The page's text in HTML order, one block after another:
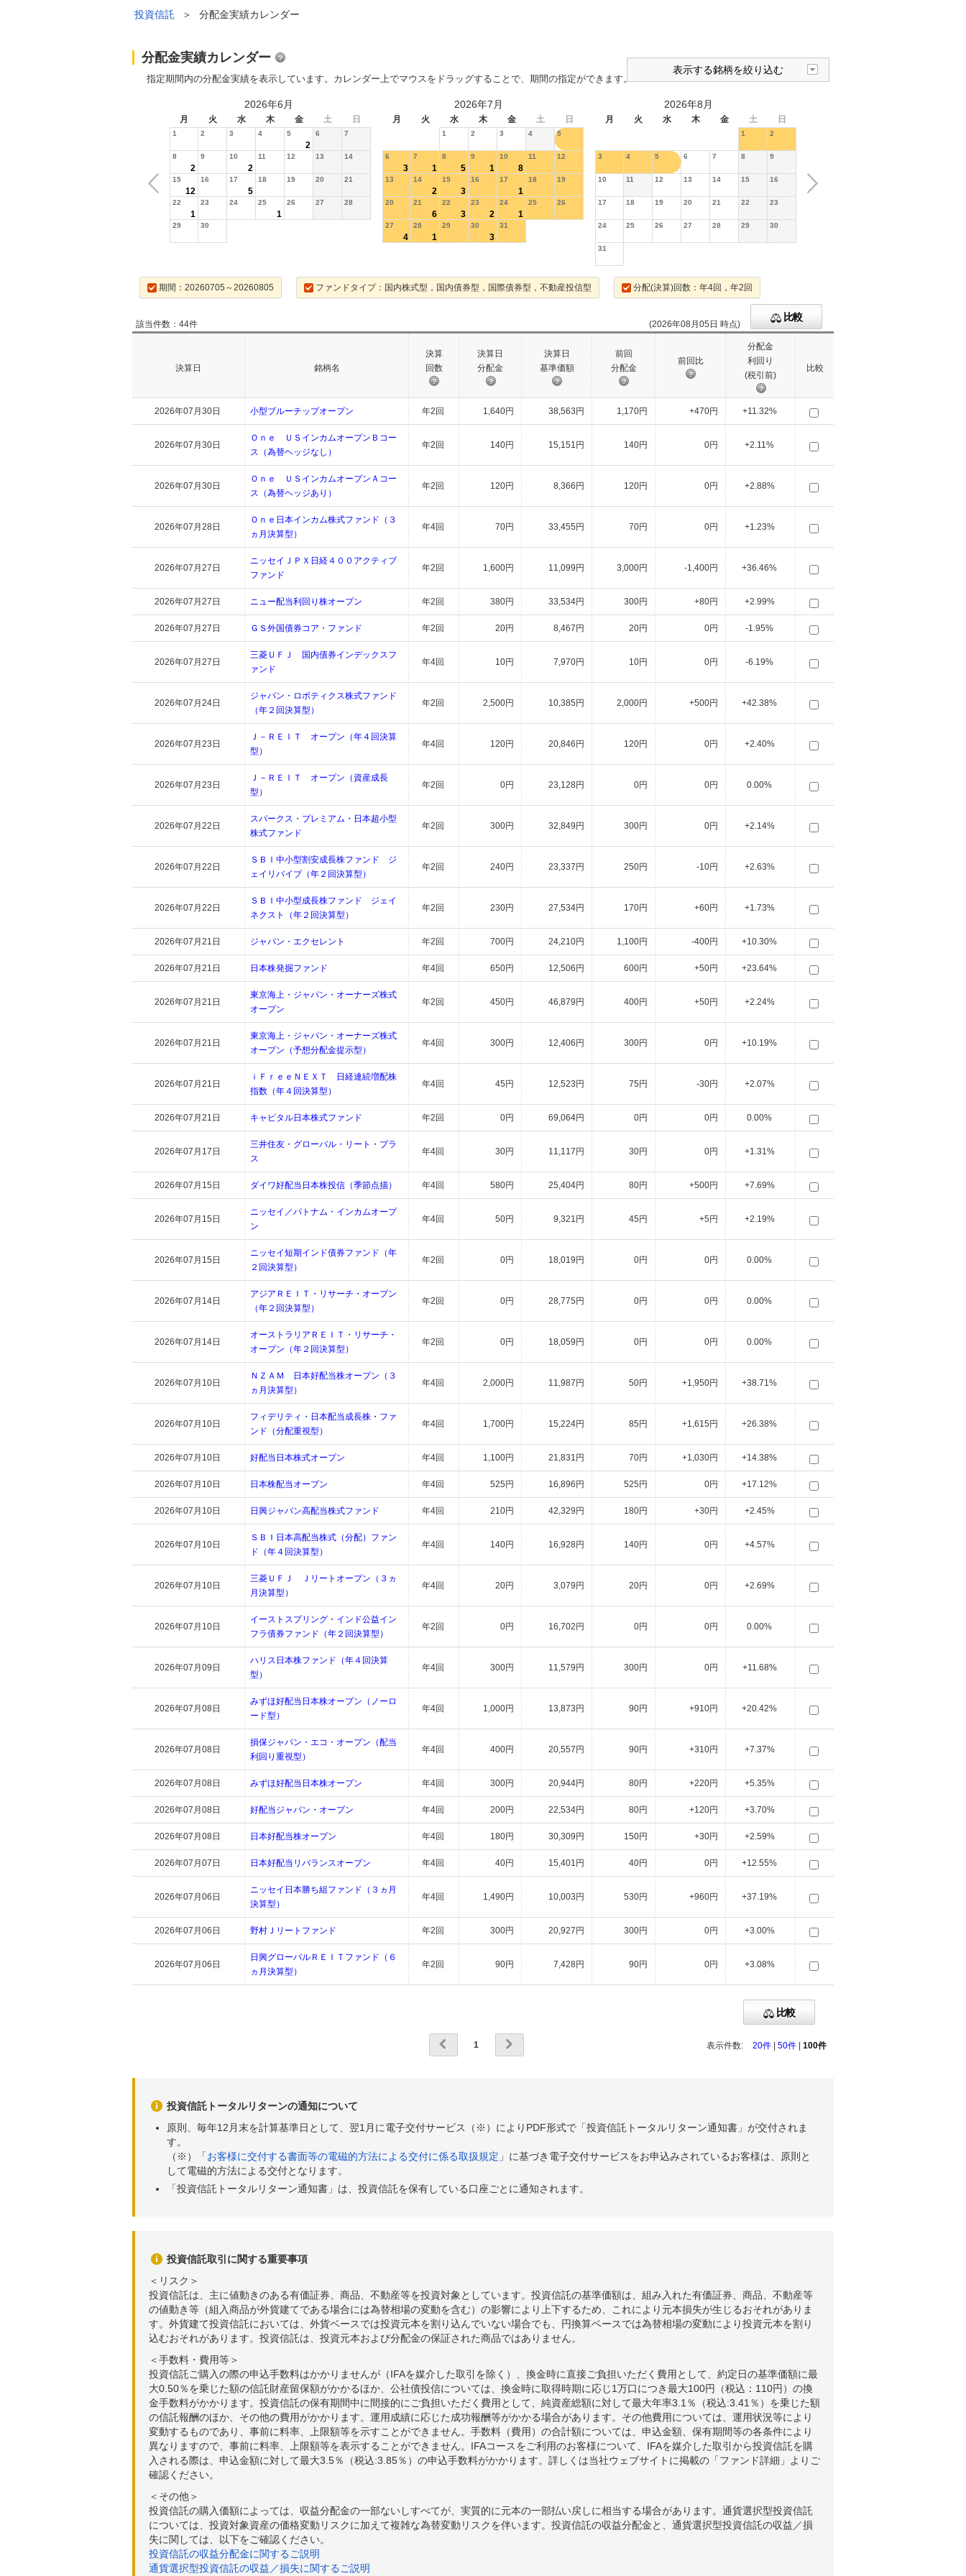
投資信託 ＞ 分配金実績カレンダー
分配金実績カレンダー
表示する銘柄を絞り込む
指定期間内の分配金実績を表示しています。カレンダー上でマウスをドラッグすることで、期間の指定ができます。
2026年6月 2026年7月 2026年8月
月 火 水 木 金 土 日 月 火 水 木 金 土 日 月 火 水 木 金 土 日
1 2 3 4 5
2
6 7
8
2
9 10
2
11 12 13 14
15
12
16 17
5
18 19 20 21
22
1
23 24 25
1
26 27 28
29 30
1 2 3 4 5
6
3
7
1
8
5
9
1
10
8
11 12
13 14
2
15
3
16 17
1
18 19
20 21
6
22
3
23
2
24
1
25 26
27
4
28
1
29 30
3
31
1 2
3 4 5 6 7 8 9
10 11 12 13 14 15 16
17 18 19 20 21 22 23
24 25 26 27 28 29 30
31
期間：20260705～20260805 ファンドタイプ：国内株式型，国内債券型，国際債券型，不動産投信型 分配(決算)回数：年4回，年2回
該当件数：44件
比較
(2026年08月05日 時点)
決算日 銘柄名
決算
回数
決算日
分配金
決算日
基準価額
前回
分配金
前回比
分配金
利回り
(税引前)
比較
2026年07月30日 小型ブルーチップオープン 年2回 1,640円 38,563円 1,170円 +470円 +11.32%
2026年07月30日
Ｏｎｅ ＵＳインカムオープンＢコー
ス（為替ヘッジなし）
年2回 140円 15,151円 140円 0円 +2.11%
2026年07月30日
Ｏｎｅ ＵＳインカムオープンＡコー
ス（為替ヘッジあり）
年2回 120円 8,366円 120円 0円 +2.88%
2026年07月28日
Ｏｎｅ日本インカム株式ファンド（３
ヵ月決算型）
年4回 70円 33,455円 70円 0円 +1.23%
2026年07月27日
ニッセイＪＰＸ日経４００アクティブ
ファンド
年2回 1,600円 11,099円 3,000円 -1,400円 +36.46%
2026年07月27日 ニュー配当利回り株オープン 年2回 380円 33,534円 300円 +80円 +2.99%
2026年07月27日 ＧＳ外国債券コア・ファンド 年2回 20円 8,467円 20円 0円 -1.95%
2026年07月27日
三菱ＵＦＪ 国内債券インデックスフ
ァンド
年4回 10円 7,970円 10円 0円 -6.19%
2026年07月24日
ジャパン・ロボティクス株式ファンド
（年２回決算型）
年2回 2,500円 10,385円 2,000円 +500円 +42.38%
2026年07月23日
Ｊ－ＲＥＩＴ オープン（年４回決算
型）
年4回 120円 20,846円 120円 0円 +2.40%
2026年07月23日
Ｊ－ＲＥＩＴ オープン（資産成長
型）
年2回 0円 23,128円 0円 0円 0.00%
2026年07月22日
スパークス・プレミアム・日本超小型
株式ファンド
年2回 300円 32,849円 300円 0円 +2.14%
2026年07月22日
ＳＢＩ中小型割安成長株ファンド ジ
ェイリバイブ（年２回決算型）
年2回 240円 23,337円 250円 -10円 +2.63%
2026年07月22日
ＳＢＩ中小型成長株ファンド ジェイ
ネクスト（年２回決算型）
年2回 230円 27,534円 170円 +60円 +1.73%
2026年07月21日 ジャパン・エクセレント 年2回 700円 24,210円 1,100円 -400円 +10.30%
2026年07月21日 日本株発掘ファンド 年4回 650円 12,506円 600円 +50円 +23.64%
2026年07月21日
東京海上・ジャパン・オーナーズ株式
オープン
年2回 450円 46,879円 400円 +50円 +2.24%
2026年07月21日
東京海上・ジャパン・オーナーズ株式
オープン（予想分配金提示型）
年4回 300円 12,406円 300円 0円 +10.19%
2026年07月21日
ｉＦｒｅｅＮＥＸＴ 日経連続増配株
指数（年４回決算型）
年4回 45円 12,523円 75円 -30円 +2.07%
2026年07月21日 キャピタル日本株式ファンド 年2回 0円 69,064円 0円 0円 0.00%
2026年07月17日
三井住友・グローバル・リート・プラ
ス
年4回 30円 11,117円 30円 0円 +1.31%
2026年07月15日 ダイワ好配当日本株投信（季節点描） 年4回 580円 25,404円 80円 +500円 +7.69%
2026年07月15日
ニッセイ／パトナム・インカムオープ
ン
年4回 50円 9,321円 45円 +5円 +2.19%
2026年07月15日
ニッセイ短期インド債券ファンド（年
２回決算型）
年2回 0円 18,019円 0円 0円 0.00%
2026年07月14日
アジアＲＥＩＴ・リサーチ・オープン
（年２回決算型）
年2回 0円 28,775円 0円 0円 0.00%
2026年07月14日
オーストラリアＲＥＩＴ・リサーチ・
オープン（年２回決算型）
年2回 0円 18,059円 0円 0円 0.00%
2026年07月10日
ＮＺＡＭ 日本好配当株オープン（３
ヵ月決算型）
年4回 2,000円 11,987円 50円 +1,950円 +38.71%
2026年07月10日
フィデリティ・日本配当成長株・ファ
ンド（分配重視型）
年4回 1,700円 15,224円 85円 +1,615円 +26.38%
2026年07月10日 好配当日本株式オープン 年4回 1,100円 21,831円 70円 +1,030円 +14.38%
2026年07月10日 日本株配当オープン 年4回 525円 16,896円 525円 0円 +17.12%
2026年07月10日 日興ジャパン高配当株式ファンド 年4回 210円 42,329円 180円 +30円 +2.45%
2026年07月10日
ＳＢＩ日本高配当株式（分配）ファン
ド（年４回決算型）
年4回 140円 16,928円 140円 0円 +4.57%
2026年07月10日
三菱ＵＦＪ Ｊリートオープン（３ヵ
月決算型）
年4回 20円 3,079円 20円 0円 +2.69%
2026年07月10日
イーストスプリング・インド公益イン
フラ債券ファンド（年２回決算型）
年2回 0円 16,702円 0円 0円 0.00%
2026年07月09日
ハリス日本株ファンド（年４回決算
型）
年4回 300円 11,579円 300円 0円 +11.68%
2026年07月08日
みずほ好配当日本株オープン（ノーロ
ード型）
年4回 1,000円 13,873円 90円 +910円 +20.42%
2026年07月08日
損保ジャパン・エコ・オープン（配当
利回り重視型）
年4回 400円 20,557円 90円 +310円 +7.37%
2026年07月08日 みずほ好配当日本株オープン 年4回 300円 20,944円 80円 +220円 +5.35%
2026年07月08日 好配当ジャパン・オープン 年4回 200円 22,534円 80円 +120円 +3.70%
2026年07月08日 日本好配当株オープン 年4回 180円 30,309円 150円 +30円 +2.59%
2026年07月07日 日本好配当リバランスオープン 年4回 40円 15,401円 40円 0円 +12.55%
2026年07月06日
ニッセイ日本勝ち組ファンド（３ヵ月
決算型）
年4回 1,490円 10,003円 530円 +960円 +37.19%
2026年07月06日 野村Ｊリートファンド 年2回 300円 20,927円 300円 0円 +3.00%
2026年07月06日
日興グローバルＲＥＩＴファンド（６
ヵ月決算型）
年2回 90円 7,428円 90円 0円 +3.08%
比較
1 表示件数: 20件 50件 100件
投資信託トータルリターンの通知について
原則、毎年12月末を計算基準日として、翌1月に電子交付サービス（※）によりPDF形式で「投資信託トータルリターン通知書」が交付されま
す。
（※）「お客様に交付する書面等の電磁的方法による交付に係る取扱規定 」に基づき電子交付サービスをお申込みされているお客様は、原則と
して電磁的方法による交付となります。
「投資信託トータルリターン通知書」は、投資信託を保有している口座ごとに通知されます。
投資信託取引に関する重要事項
＜リスク＞
投資信託は、主に値動きのある有価証券、商品、不動産等を投資対象としています。投資信託の基準価額は、組み入れた有価証券、商品、不動産等
の値動き等（組入商品が外貨建てである場合には為替相場の変動を含む）の影響により上下するため、これにより元本損失が生じるおそれがありま
す。外貨建て投資信託においては、外貨ベースでは投資元本を割り込んでいない場合でも、円換算ベースでは為替相場の変動により投資元本を割り
込むおそれがあります。投資信託は、投資元本および分配金の保証された商品ではありません。
＜手数料・費用等＞
投資信託ご購入の際の申込手数料はかかりませんが（IFAを媒介した取引を除く）、換金時に直接ご負担いただく費用として、約定日の基準価額に最
大0.50％を乗じた額の信託財産留保額がかかるほか、公社債投信については、換金時に取得時期に応じ1万口につき最大100円（税込：110円）の換
金手数料がかかります。投資信託の保有期間中に間接的にご負担いただく費用として、純資産総額に対して最大年率3.1％（税込:3.41％）を乗じた額
の信託報酬のほか、その他の費用がかかります。運用成績に応じた成功報酬等がかかる場合があります。その他費用については、運用状況等により
変動するものであり、事前に料率、上限額等を示すことができません。手数料（費用）の合計額については、申込金額、保有期間等の各条件により
異なりますので、事前に料率、上限額等を表示することができません。IFAコースをご利用のお客様について、IFAを媒介した取引から投資信託を購
入される際は、申込金額に対して最大3.5％（税込:3.85％）の申込手数料がかかります。詳しくは当社ウェブサイトに掲載の「ファンド詳細」よりご
確認ください。
＜その他＞
投資信託の購入価額によっては、収益分配金の一部ないしすべてが、実質的に元本の一部払い戻しに相当する場合があります。通貨選択型投資信託
については、投資対象資産の価格変動リスクに加えて複雑な為替変動リスクを伴います。投資信託の収益分配金と、通貨選択型投資信託の収益／損
失に関しては、以下をご確認ください。
投資信託の収益分配金に関するご説明
通貨選択型投資信託の収益／損失に関するご説明